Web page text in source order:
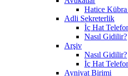
Hatice
Adli Sekreterlik
İç Hat
Nasıl Gidilir?
Arşiv
Nasıl Gidilir?
İç Hat
Ayniyat Birimi